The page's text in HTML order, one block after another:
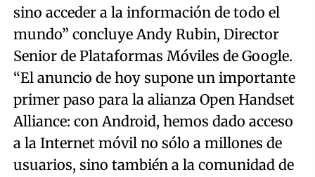
sino acceder a la información de todo el
mundo” concluye Andy Rubin, Director
Senior de Plataformas Móviles de Google.
“El anuncio de hoy supone un importante
primer paso para la alianza Open Handset
Alliance: con Android, hemos dado acceso
a la Internet móvil no sólo a millones de
usuarios, sino también a la comunidad de